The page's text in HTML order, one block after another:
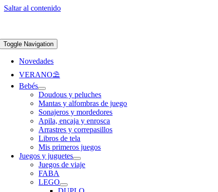
Saltar al contenido
Toggle Navigation
Novedades
VERANO⛱️​
Bebés
Doudous y peluches
Mantas y alfombras de juego
Sonajeros y mordedores
Apila, encaja y enrosca
Arrastres y correpasillos
Libros de tela
Mis primeros juegos
Juegos y juguetes
Juegos de viaje
FABA
LEGO